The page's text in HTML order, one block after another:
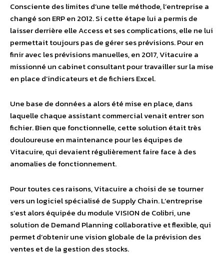
Consciente des limites d’une telle méthode, l’entreprise a
changé son ERP en 2012. Si cette étape lui a permis de
laisser derrière elle Access et ses complications, elle ne lui
permettait toujours pas de gérer ses prévisions. Pour en
finir avec les prévisions manuelles, en 2017, Vitacuire a
missionné un cabinet consultant pour travailler sur la mise
en place d’indicateurs et de fichiers Excel.
Une base de données a alors été mise en place, dans
laquelle chaque assistant commercial venait entrer son
fichier. Bien que fonctionnelle, cette solution était très
douloureuse en maintenance pour les équipes de
Vitacuire, qui devaient régulièrement faire face à des
anomalies de fonctionnement.
Pour toutes ces raisons, Vitacuire a choisi de se tourner
vers un logiciel spécialisé de Supply Chain. L’entreprise
s’est alors équipée du module VISION de Colibri, une
solution de Demand Planning collaborative et flexible, qui
permet d’obtenir une vision globale de la prévision des
ventes et de la gestion des stocks.